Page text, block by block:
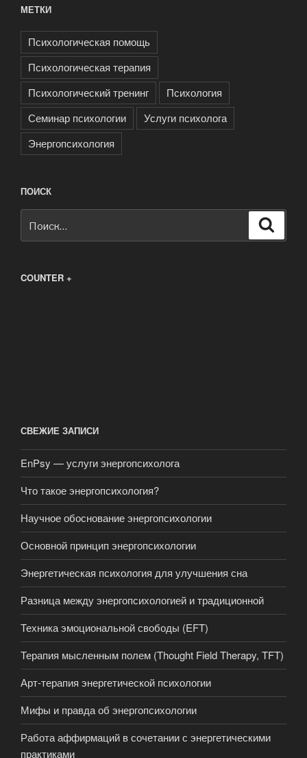
МЕТКИ
Психологическая помощь
Психологическая терапия
Психологический тренинг
Психология
Семинар психологии
Услуги психолога
Энергопсихология
ПОИСК
COUNTER +
СВЕЖИЕ ЗАПИСИ
EnPsy — услуги энергопсихолога
Что такое энергопсихология?
Научное обоснование энергопсихологии
Основной принцип энергопсихологии
Энергетическая психология для улучшения сна
Разница между энергопсихологией и традиционной
Техника эмоциональной свободы (EFT)
Терапия мысленным полем (Thought Field Therapy, TFT)
Арт-терапия энергетической психологии
Мифы и правда об энергопсихологии
Работа аффирмаций в сочетании с энергетическими
практиками